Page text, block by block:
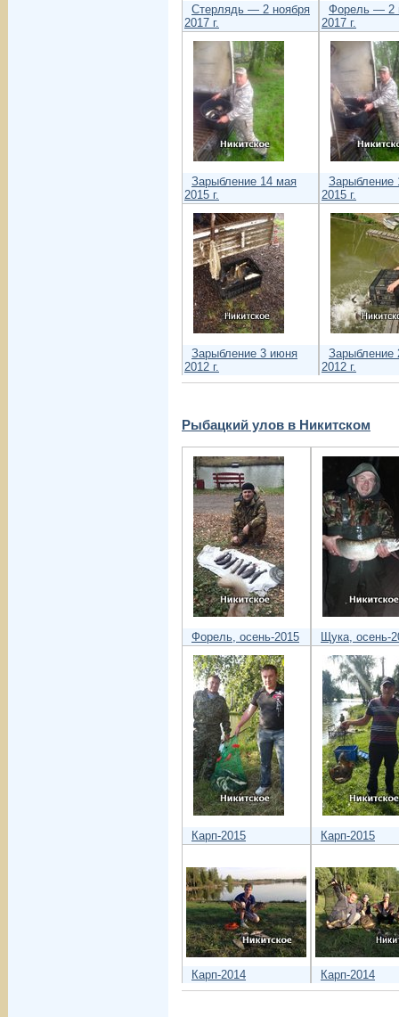
Стерлядь — 2 ноября
2017 г.
Форель — 2
2017 г.
Зарыбление 14 мая
2015 г.
Зарыбление
2015 г.
Зарыбление 3 июня
2012 г.
Зарыбление
2012 г.
Рыбацкий улов в Никитском
Форель, осень-2015 Щука, осень-
Карп-2015 Карп-2015
Карп-2014 Карп-2014